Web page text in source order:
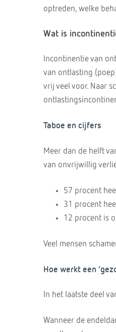
optreden, welke
Wat is
Incontinentie van
van ontlasting
vrij veel voor. Naar
Taboe en cijfers
Meer dan de helft
van onvrijwillig
57 procent
31 procent
12 procent is
Veel mensen
Hoe werkt een
In het laatste deel
Wanneer de